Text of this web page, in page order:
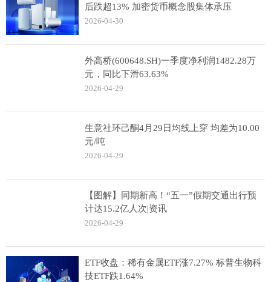
后跌超13% 加密货币概念股集体承压
2026-04-30
外高桥(600648.SH)一季度净利润1482.28万
元，同比下滑63.63%
2026-04-29
生意社环己酮4月29日均线上穿 均差为10.00
元/吨
2026-04-29
【图解】同期新高！“五一”假期交通出行预
计达15.2亿人次|资讯
2026-04-29
ETF收盘：稀有金属ETF涨7.27% 标普生物科
技ETF跌1.64%